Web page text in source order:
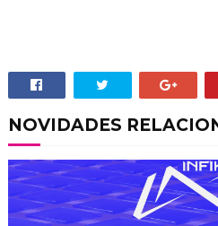
NOVIDADES